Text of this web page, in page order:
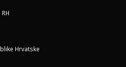
Hrvatske